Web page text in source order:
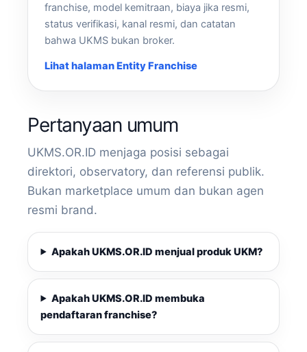
franchise, model kemitraan, biaya jika resmi,
status verifikasi, kanal resmi, dan catatan
bahwa UKMS bukan broker.
Lihat halaman Entity Franchise
Pertanyaan umum
UKMS.OR.ID menjaga posisi sebagai
direktori, observatory, dan referensi publik.
Bukan marketplace umum dan bukan agen
resmi brand.
Apakah UKMS.OR.ID menjual produk UKM?
Apakah UKMS.OR.ID membuka
pendaftaran franchise?